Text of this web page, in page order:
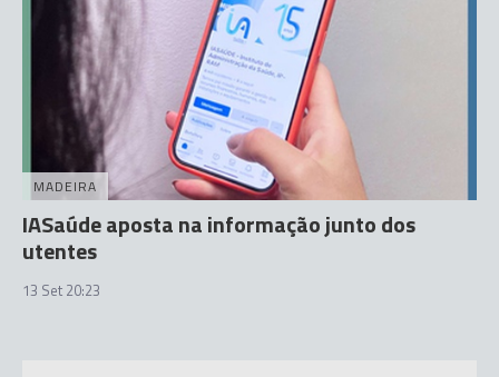
MADEIRA
IASaúde aposta na informação junto dos
utentes
13 Set 20:23